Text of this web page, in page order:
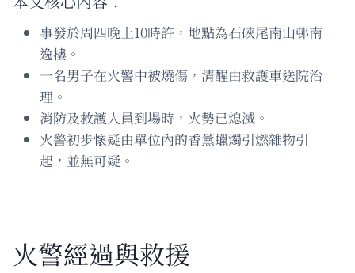
事發於周四晚上10時許，地點為石硤尾南山邨南
逸樓。
一名男子在火警中被燒傷，清醒由救護車送院治
理。
消防及救護人員到場時，火勢已熄滅。
火警初步懷疑由單位內的香薰蠟燭引燃雜物引
起，並無可疑。
火警經過與救援